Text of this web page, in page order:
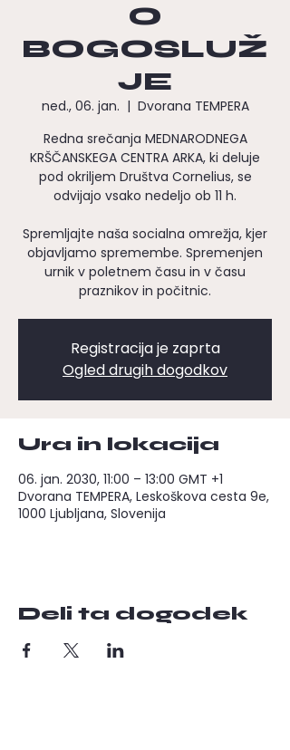
O
BOGOSLUŽ
JE
ned., 06. jan.
  |
Dvorana TEMPERA
Redna srečanja MEDNARODNEGA
KRŠČANSKEGA CENTRA ARKA, ki deluje
pod okriljem Društva Cornelius, se
odvijajo vsako nedeljo ob 11 h.
Spremljajte naša socialna omrežja, kjer
objavljamo spremembe. Spremenjen
urnik v poletnem času in v času
praznikov in počitnic.
Registracija je zaprta
Ogled drugih dogodkov
Ura in lokacija
06. jan. 2030, 11:00 – 13:00 GMT +1
Dvorana TEMPERA, Leskoškova cesta 9e,
1000 Ljubljana, Slovenija
Deli ta dogodek